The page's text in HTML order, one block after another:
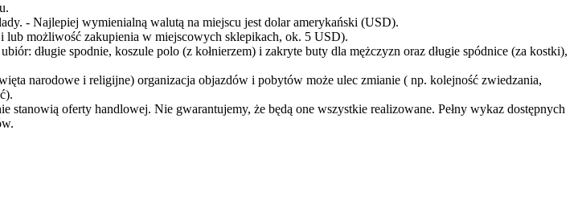
- Najlepiej wymienialną walutą na miejscu jest dolar amerykański (USD).
lub możliwość zakupienia w miejscowych sklepikach, ok. 5 USD).
długie spodnie, koszule polo (z kołnierzem) i zakryte buty dla mężczyzn oraz długie spódnice (za kostki),
narodowe i religijne) organizacja objazdów i pobytów może ulec zmianie ( np. kolejność zwiedzania,
oferty handlowej. Nie gwarantujemy, że będą one wszystkie realizowane. Pełny wykaz dostępnych